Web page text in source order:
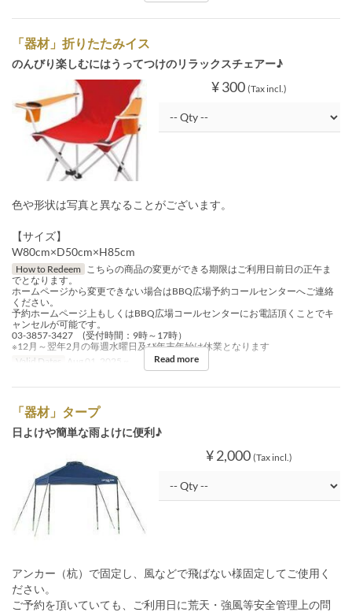
「器材」折りたたみイス
のんびり楽しむにはうってつけのリラックスチェアー♪
¥ 300 (Tax incl.)
色や形状は写真と異なることがございます。
【サイズ】
W80cm×D50cm×H85cm
How to Redeem こちらの商品の変更ができる期限はご利用日前日の正午ま
でとなります。
ホームページから変更できない場合はBBQ広場予約コールセンターへご連絡
ください。
予約ホームページ上もしくはBBQ広場コールセンターにお電話頂くことでキ
ャンセルが可能です。
03-3857-3427 (受付時間：9時～17時）
※12月～翌年2月の毎週水曜日及び年末年始は休業となります
Valid Dates
Aug 01, 2025 ~ Read more
「器材」タープ
日よけや簡単な雨よけに便利♪
¥ 2,000 (Tax incl.)
アンカー（杭）で固定し、風などで飛ばない様固定してご使用く
ださい。
ご予約を頂いていても、ご利用日に荒天・強風等安全管理上の問